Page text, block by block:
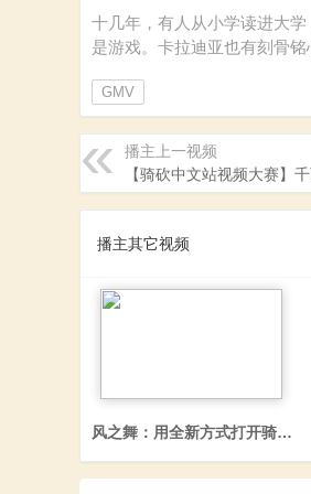
十几年，有人从小学读进大
是游戏。卡拉迪亚也有刻骨
GMV
播主上一视频
【骑砍中文站视频大赛】
播主其它视频
风之舞：用全新方式打开骑马